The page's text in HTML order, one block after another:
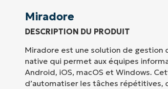
Miradore
DESCRIPTION DU PRODUIT
Miradore est une solution de gestion
native qui permet aux équipes
Android, iOS, macOS et Windows.
d’automatiser les tâches répétitives,